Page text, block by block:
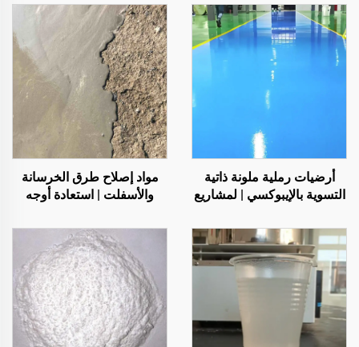
أرضيات رملية ملونة ذاتية
التسوية بالإيبوكسي | لمشاريع
فاخرة
مواد إصلاح طرق الخرسانة
والأسفلت | استعادة أوجه
تجديدها